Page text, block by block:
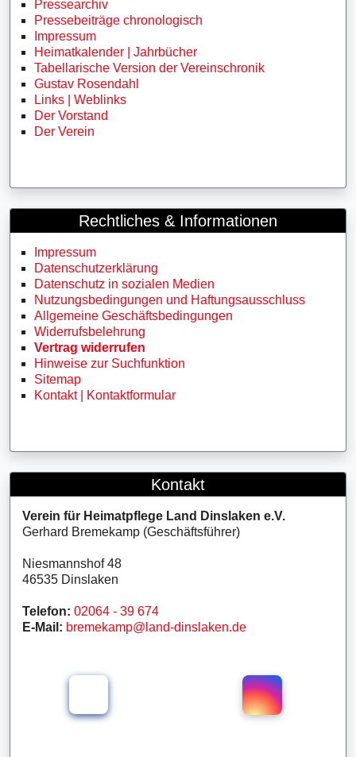
Pressearchiv
Pressebeiträge chronologisch
Impressum
Heimatkalender | Jahrbücher
Tabellarische Version der Vereinschronik
Gustav Rosendahl
Links | Weblinks
Der Vorstand
Der Verein
Rechtliches & Informationen
Impressum
Datenschutzerklärung
Datenschutz in sozialen Medien
Nutzungsbedingungen und Haftungsausschluss
Allgemeine Geschäftsbedingungen
Widerrufsbelehrung
Vertrag widerrufen
Hinweise zur Suchfunktion
Sitemap
Kontakt | Kontaktformular
Kontakt
Verein für Heimatpflege Land Dinslaken e.V.
Gerhard Bremekamp (Geschäftsführer)
Niesmannshof 48
46535 Dinslaken
Telefon: 02064 - 39 674
E-Mail: bremekamp@land-dinslaken.de